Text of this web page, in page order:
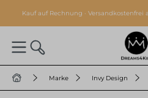
springen
Kauf auf Rechnung · Versandkostenfrei
Marke Invy Design